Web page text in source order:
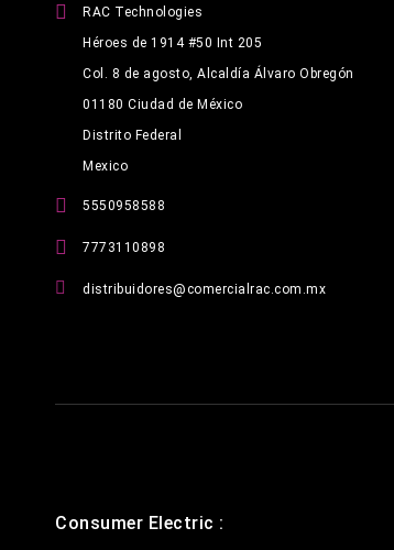
RAC Technologies
Héroes de 1914 #50 Int 205
Col. 8 de agosto, Alcaldía Álvaro Obregón
01180 Ciudad de México
Distrito Federal
Mexico
5550958588
7773110898
distribuidores@comercialrac.com.mx
Consumer Electric